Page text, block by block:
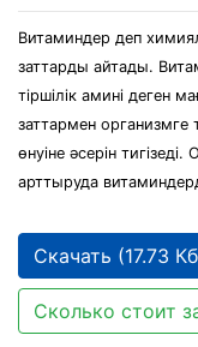
Витаминдер деп
заттарды айтады.
тіршілік амині деген
заттармен организмге
өнуіне әсерін
арттыруда
Скачать (17.73
Сколько стоит